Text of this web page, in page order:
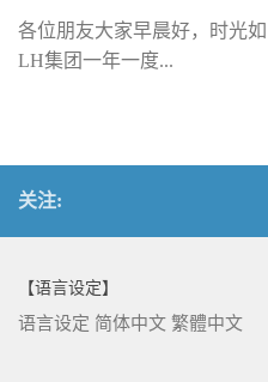
各位朋友大家早晨好，时光
LH集团一年一度...
关注:
【语言设定】
语言设定 简体中文 繁體中文